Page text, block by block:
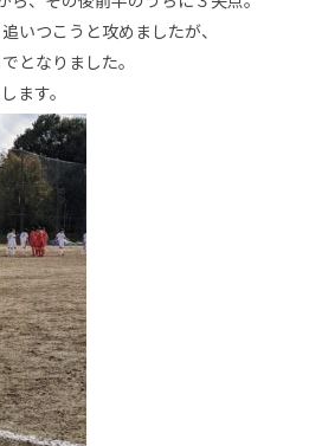
いつこうと攻めましたが、
となりました。
ます。